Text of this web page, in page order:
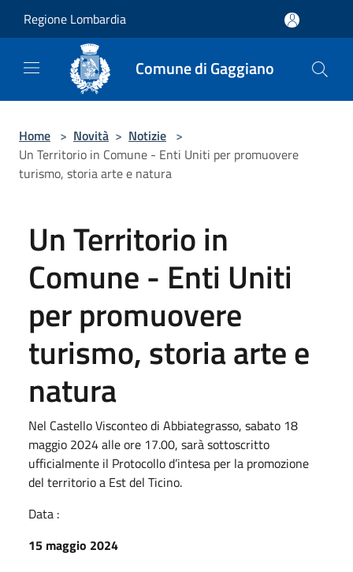
Regione Lombardia
Comune di Gaggiano
Home > Novità > Notizie >
Un Territorio in Comune - Enti Uniti per promuovere
turismo, storia arte e natura
Un Territorio in
Comune - Enti Uniti
per promuovere
turismo, storia arte e
natura
Nel Castello Visconteo di Abbiategrasso, sabato 18
maggio 2024 alle ore 17.00, sarà sottoscritto
ufficialmente il Protocollo d’intesa per la promozione
del territorio a Est del Ticino.
Data :
15 maggio 2024